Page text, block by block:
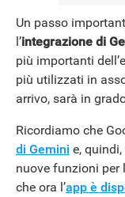
Un passo
l’integrazione di
più importanti
più utilizzati in
arrivo, sarà in
Ricordiamo che
di Gemini e,
nuove funzioni per
che ora l’app è